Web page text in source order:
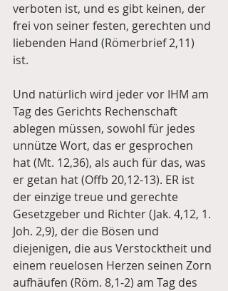
verboten ist, und es gibt keinen, der
frei von seiner festen, gerechten und
liebenden Hand (Römerbrief 2,11)
ist.
Und natürlich wird jeder vor IHM am
Tag des Gerichts Rechenschaft
ablegen müssen, sowohl für jedes
unnütze Wort, das er gesprochen
hat (Mt. 12,36), als auch für das, was
er getan hat (Offb 20,12-13). ER ist
der einzige treue und gerechte
Gesetzgeber und Richter (Jak. 4,12, 1.
Joh. 2,9), der die Bösen und
diejenigen, die aus Verstocktheit und
einem reuelosen Herzen seinen Zorn
aufhäufen (Röm. 8,1-2) am Tag des